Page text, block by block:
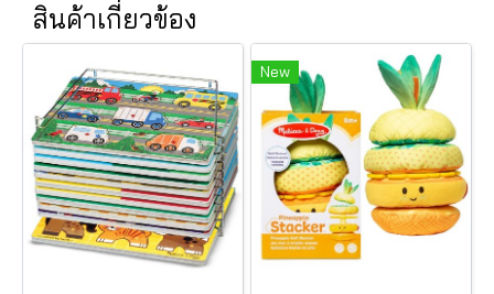
สินค้าเกี่ยวข้อง
New